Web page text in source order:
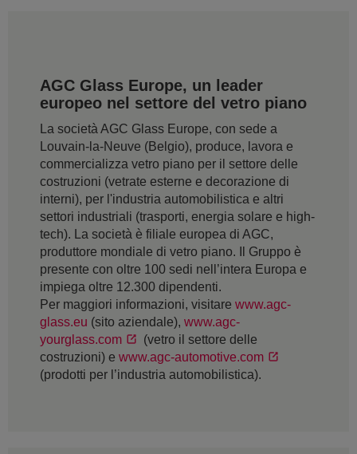
AGC Glass Europe, un leader
europeo nel settore del vetro piano
La società AGC Glass Europe, con sede a
Louvain-la-Neuve (Belgio), produce, lavora e
commercializza vetro piano per il settore delle
costruzioni (vetrate esterne e decorazione di
interni), per l'industria automobilistica e altri
settori industriali (trasporti, energia solare e high-
tech). La società è filiale europea di AGC,
produttore mondiale di vetro piano. Il Gruppo è
presente con oltre 100 sedi nell’intera Europa e
impiega oltre 12.300 dipendenti.
Per maggiori informazioni, visitare www.agc-
glass.eu (sito aziendale), www.agc-
yourglass.com
(vetro il settore delle
costruzioni) e www.agc-automotive.com
(prodotti per l’industria automobilistica).